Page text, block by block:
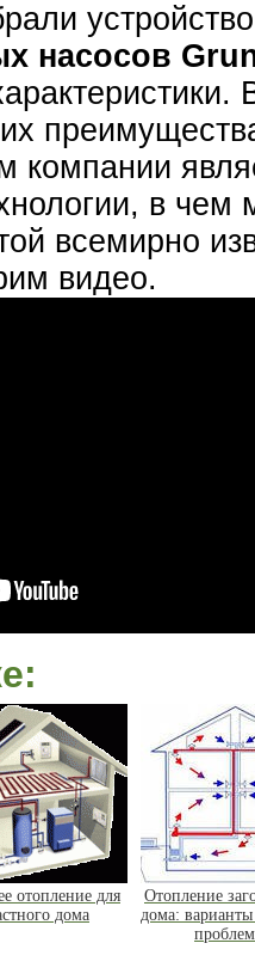
насосов
компании
в
всемирно
видео.
отопление для
дома
Отопление
дома: